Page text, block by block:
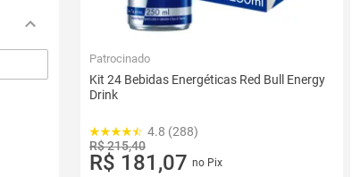
Patrocinado
Kit 24 Bebidas Energéticas Red Bull Energy
Drink
4.8 (288)
R$ 215,40
R$ 181,07 no Pix